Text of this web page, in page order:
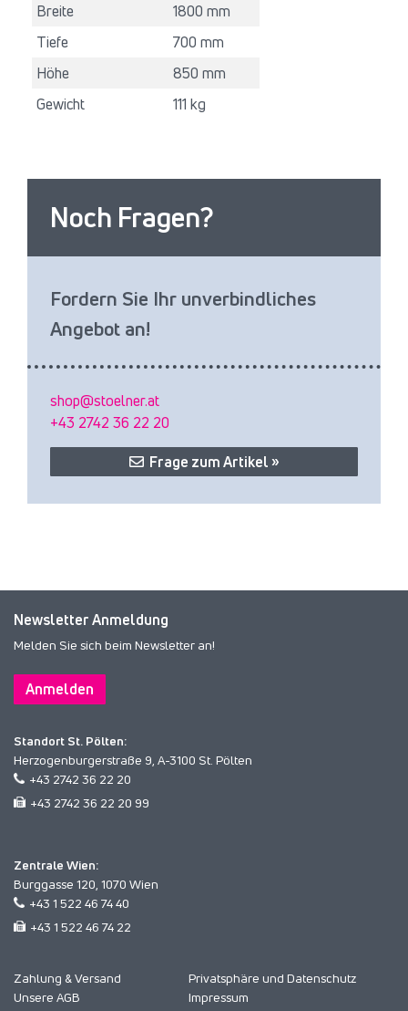
Breite
1800 mm
Tiefe
700 mm
Höhe
850 mm
Gewicht
111 kg
Noch Fragen?
Fordern Sie Ihr unverbindliches
Angebot an!
shop@stoelner.at
+43 2742 36 22 20
Frage zum Artikel »
Newsletter Anmeldung
Melden Sie sich beim Newsletter an!
Anmelden
Standort St. Pölten:
Herzogenburgerstraße 9, A-3100 St. Pölten
+43 2742 36 22 20
+43 2742 36 22 20 99
Zentrale Wien:
Burggasse 120, 1070 Wien
+43 1 522 46 74 40
+43 1 522 46 74 22
Zahlung & Versand
Privatsphäre und Datenschutz
Unsere AGB
Impressum